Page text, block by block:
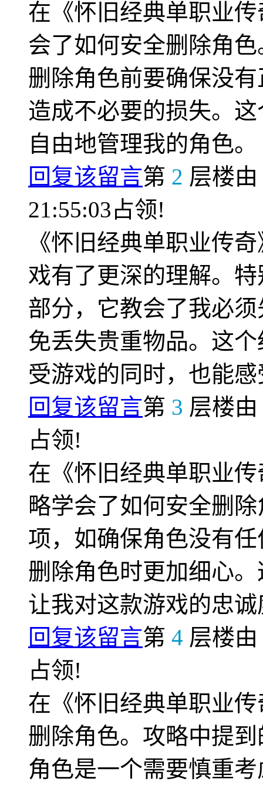
在《怀旧经典单职业
会了如何安全删除角
删除角色前要确保没
造成不必要的损失。
自由地管理我的角色。
回复该留言第 2 层楼由
21:55:03占领!
《怀旧经典单职业传
戏有了更深的理解。
部分，它教会了我必
免丢失贵重物品。这
受游戏的同时，也能
回复该留言第 3 层楼由
占领!
在《怀旧经典单职业
略学会了如何安全删
项，如确保角色没有
删除角色时更加细心
让我对这款游戏的忠
回复该留言第 4 层楼由
占领!
在《怀旧经典单职业
删除角色。攻略中提
角色是一个需要慎重